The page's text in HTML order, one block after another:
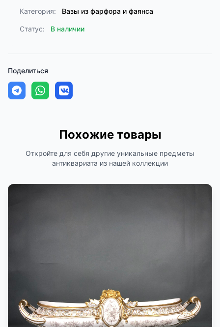
Категория: Вазы из фарфора и фаянса
Статус: В наличии
Поделиться
Похожие товары
Откройте для себя другие уникальные предметы
антиквариата из нашей коллекции